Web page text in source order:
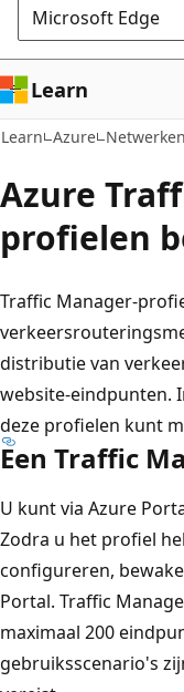
Microsoft Edge
Learn
Learn Azure Netwerken
Azure
profielen
Traffic Manager-
distributie van
website-eindpunten.
deze profielen kunt
Een Traffic
U kunt via Azure
Zodra u het profiel
configureren,
Portal. Traffic
maximaal 200
gebruiksscenario's